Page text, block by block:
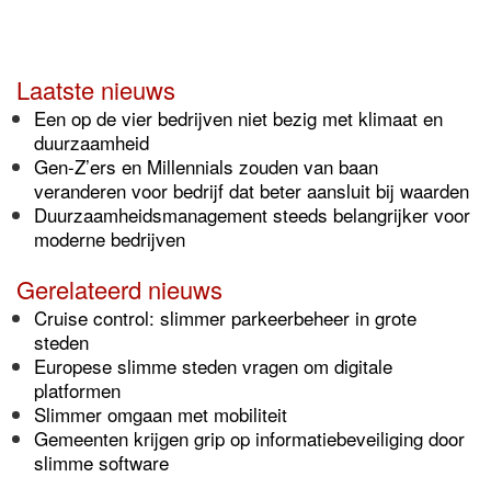
Laatste nieuws
Een op de vier bedrijven niet bezig met klimaat en
duurzaamheid
Gen-Z’ers en Millennials zouden van baan
veranderen voor bedrijf dat beter aansluit bij waarden
Duurzaamheidsmanagement steeds belangrijker voor
moderne bedrijven
Gerelateerd nieuws
Cruise control: slimmer parkeerbeheer in grote
steden
Europese slimme steden vragen om digitale
platformen
Slimmer omgaan met mobiliteit
Gemeenten krijgen grip op informatiebeveiliging door
slimme software